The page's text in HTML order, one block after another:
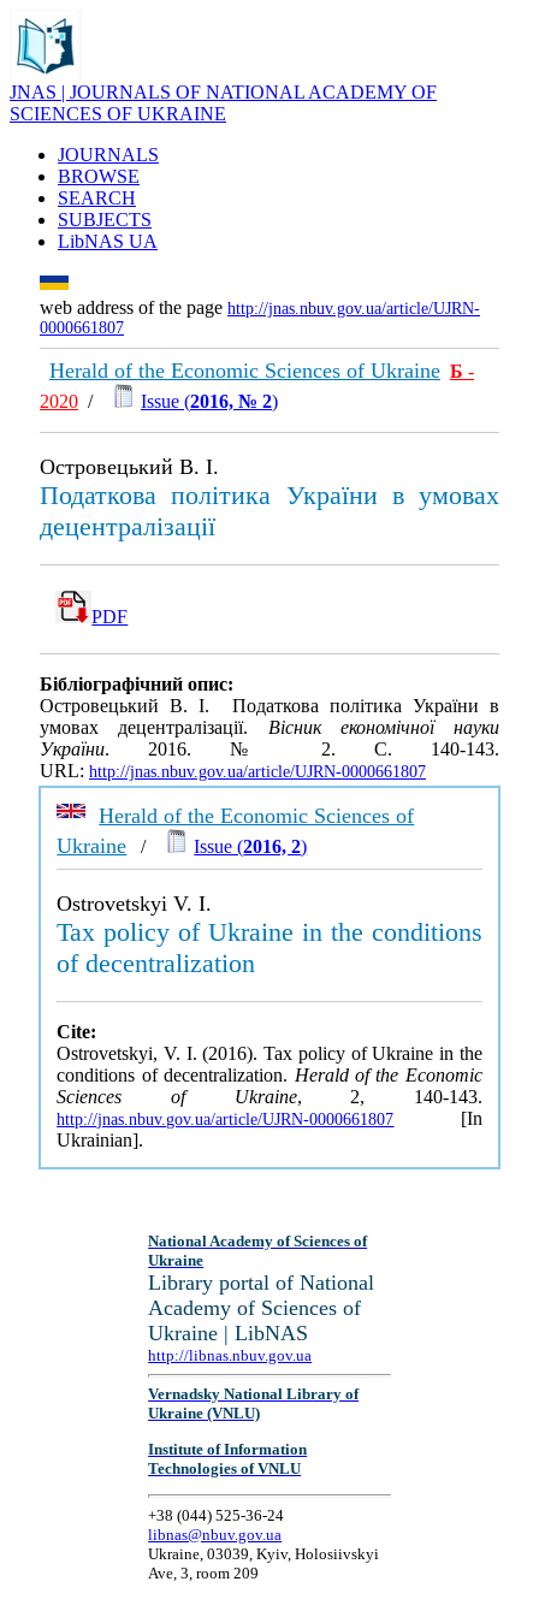
JNAS | JOURNALS OF NATIONAL ACADEMY OF
SCIENCES OF UKRAINE
JOURNALS
BROWSE
SEARCH
SUBJECTS
LibNAS UA
web address of the page http://jnas.nbuv.gov.ua/article/UJRN-
0000661807
Herald of the Economic Sciences of Ukraine Б -
2020 / Issue (2016, № 2)
Островецький В. І.
Податкова політика України в умовах
децентралізації
PDF
Бібліографічний опис:
Островецький В. І. Податкова політика України в
умовах децентралізації. Вісник економічної науки
України. 2016. № 2. С. 140-143.
URL: http://jnas.nbuv.gov.ua/article/UJRN-0000661807
Herald of the Economic Sciences of
Ukraine / Issue (2016, 2)
Ostrovetskyi V. I.
Tax policy of Ukraine in the conditions
of decentralization
Cite:
Ostrovetskyi, V. I. (2016). Tax policy of Ukraine in the
conditions of decentralization. Herald of the Economic
Sciences of Ukraine, 2, 140-143.
http://jnas.nbuv.gov.ua/article/UJRN-0000661807 [In
Ukrainian].
National Academy of Sciences of
Ukraine
Library portal of National
Academy of Sciences of
Ukraine | LibNAS
http://libnas.nbuv.gov.ua
Vernadsky National Library of
Ukraine (VNLU)
Institute of Information
Technologies of VNLU
+38 (044) 525-36-24
libnas@nbuv.gov.ua
Ukraine, 03039, Kyiv, Holosiivskyi
Ave, 3, room 209